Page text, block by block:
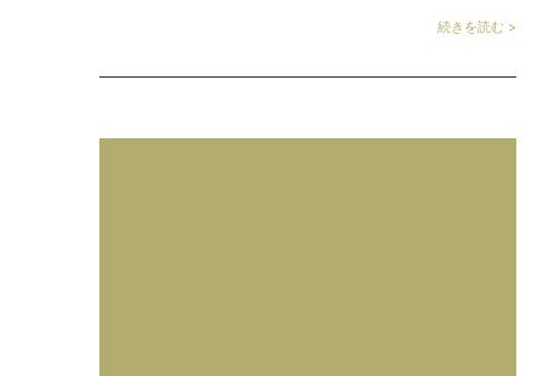
続きを読む >